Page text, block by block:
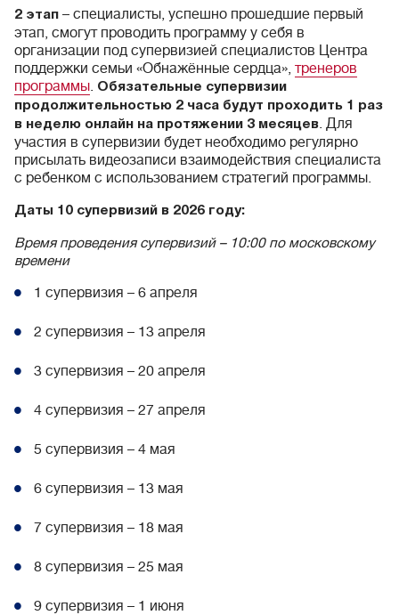
2 этап – специалисты, успешно прошедшие первый
этап, смогут проводить программу у себя в
организации под супервизией специалистов Центра
поддержки семьи «Обнажённые сердца», тренеров
программы. Обязательные супервизии
продолжительностью 2 часа будут проходить 1 раз
в неделю онлайн на протяжении 3 месяцев. Для
участия в супервизии будет необходимо регулярно
присылать видеозаписи взаимодействия специалиста
с ребенком с использованием стратегий программы.
Даты 10 супервизий в 2026 году:
Время проведения супервизий – 10:00 по московскому
времени
1 супервизия – 6 апреля
2 супервизия – 13 апреля
3 супервизия – 20 апреля
4 супервизия – 27 апреля
5 супервизия – 4 мая
6 супервизия – 13 мая
7 супервизия – 18 мая
8 супервизия – 25 мая
9 супервизия – 1 июня